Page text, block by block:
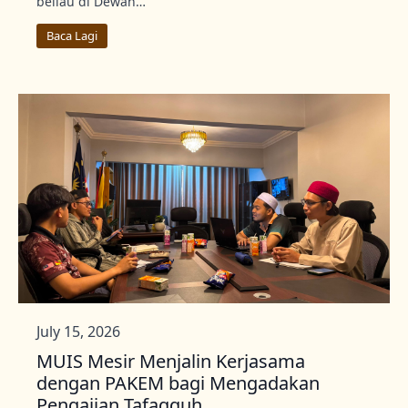
Baca Lagi
MUIS Mesir Menjalin Kerjasama
dengan PAKEM bagi Mengadakan
July 15, 2026